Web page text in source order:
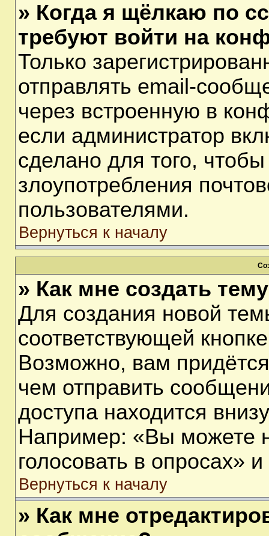
» Когда я щёлкаю по
требуют войти на
Только
отправлять email-
через встроенную в
если администратор
сделано для того,
злоупотребления
пользователями.
Вернуться к началу
» Как мне создать
Для создания новой
соответствующей
Возможно, вам
чем отправить
доступа находится
Например: «Вы можете
голосовать в опросах» и
Вернуться к началу
» Как мне